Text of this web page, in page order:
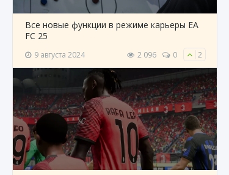
Все новые функции в режиме карьеры EA
FC 25
9 августа 2024 2 096 0 2